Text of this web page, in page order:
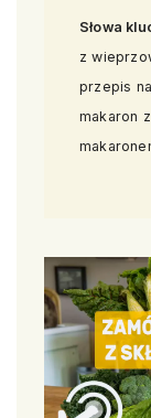
Słowa
z
przepis
makaron